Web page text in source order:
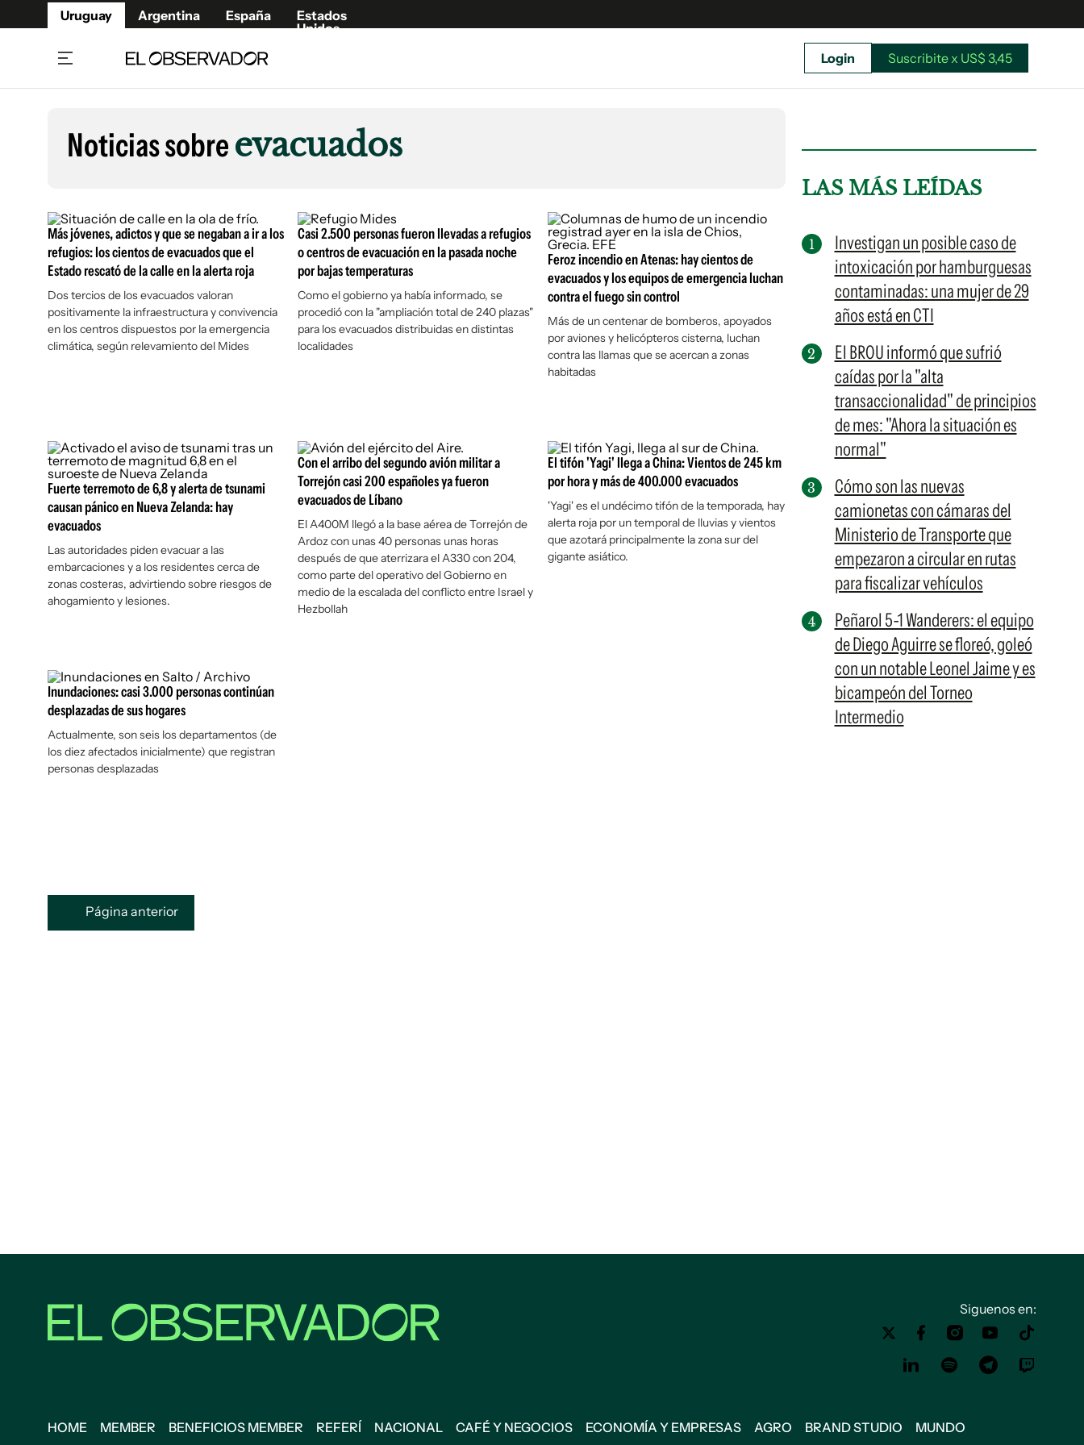
Uruguay Argentina España
Estados
Unidos
Beneficios Member
Café y Negocios
Economía y Empresas
Agro
Brand Studio
Mundo
Cultura y Espectáculos
Fúnebres
Publicaciones
Newsletters
Argentina
España
Estados Unidos
Suscribite x US$ 3,45
Login Suscribite x US$ 3,45
Noticias sobreevacuados
Más jóvenes, adictos y que se negaban a ir a los
refugios: los cientos de evacuados que el
Estado rescató de la calle en la alerta roja
Dos tercios de los evacuados valoran
positivamente la infraestructura y convivencia
en los centros dispuestos por la emergencia
climática, según relevamiento del Mides
Casi 2.500 personas fueron llevadas a refugios
o centros de evacuación en la pasada noche
por bajas temperaturas
Como el gobierno ya había informado, se
procedió con la "ampliación total de 240 plazas"
para los evacuados distribuidas en distintas
localidades
Feroz incendio en Atenas: hay cientos de
evacuados y los equipos de emergencia luchan
contra el fuego sin control
Más de un centenar de bomberos, apoyados
por aviones y helicópteros cisterna, luchan
contra las llamas que se acercan a zonas
habitadas
Fuerte terremoto de 6,8 y alerta de tsunami
causan pánico en Nueva Zelanda: hay
evacuados
Las autoridades piden evacuar a las
embarcaciones y a los residentes cerca de
zonas costeras, advirtiendo sobre riesgos de
ahogamiento y lesiones.
Con el arribo del segundo avión militar a
Torrejón casi 200 españoles ya fueron
evacuados de Líbano
El A400M llegó a la base aérea de Torrejón de
Ardoz con unas 40 personas unas horas
después de que aterrizara el A330 con 204,
como parte del operativo del Gobierno en
medio de la escalada del conflicto entre Israel y
Hezbollah
El tifón 'Yagi' llega a China: Vientos de 245 km
por hora y más de 400.000 evacuados
'Yagi' es el undécimo tifón de la temporada, hay
alerta roja por un temporal de lluvias y vientos
que azotará principalmente la zona sur del
gigante asiático.
Inundaciones: casi 3.000 personas continúan
desplazadas de sus hogares
Actualmente, son seis los departamentos (de
los diez afectados inicialmente) que registran
personas desplazadas
Página anterior
LAS MÁS LEÍDAS
Investigan un posible caso de
intoxicación por hamburguesas
contaminadas: una mujer de 29
años está en CTI
El BROU informó que sufrió
caídas por la "alta
transaccionalidad" de principios
de mes: "Ahora la situación es
normal"
Cómo son las nuevas
camionetas con cámaras del
Ministerio de Transporte que
empezaron a circular en rutas
para fiscalizar vehículos
Peñarol 5-1 Wanderers: el equipo
de Diego Aguirre se floreó, goleó
con un notable Leonel Jaime y es
bicampeón del Torneo
Intermedio
Siguenos en:
HOME MEMBER BENEFICIOS MEMBER REFERÍ NACIONAL CAFÉ Y NEGOCIOS ECONOMÍA Y EMPRESAS AGRO BRAND STUDIO MUNDO